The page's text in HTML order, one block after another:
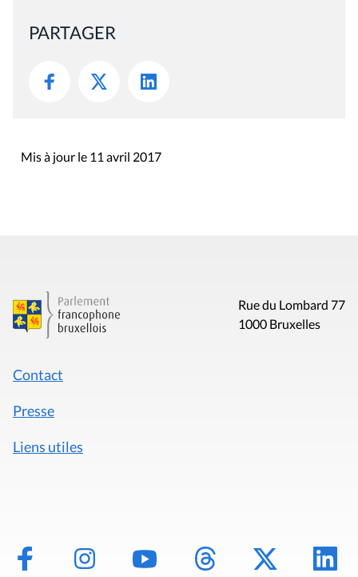
PARTAGER
Mis à jour le 11 avril 2017
Rue du Lombard 77
1000 Bruxelles
Contact
Presse
Liens utiles